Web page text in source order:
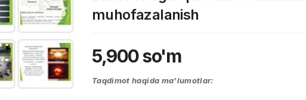
muhofazalanish
5,900so'm
Taqdimot haqida ma’lumotlar: